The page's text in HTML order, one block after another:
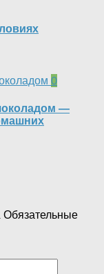
0
—
Обязательные